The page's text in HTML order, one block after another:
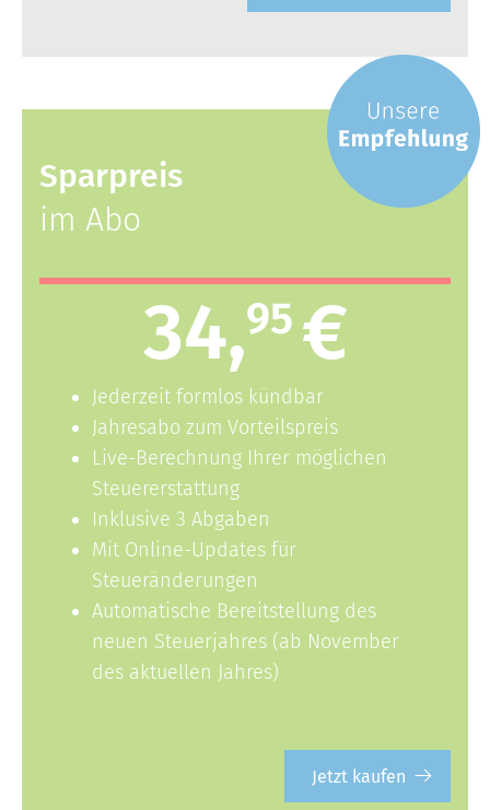
Sparpreis
im Abo
34,95 €
Jederzeit formlos kündbar
Jahresabo zum Vorteilspreis
Live-Berechnung Ihrer möglichen
Steuererstattung
Inklusive 3 Abgaben
Mit Online-Updates für
Steueränderungen
Automatische Bereitstellung des
neuen Steuerjahres (ab November
des aktuellen Jahres)
Jetzt kaufen